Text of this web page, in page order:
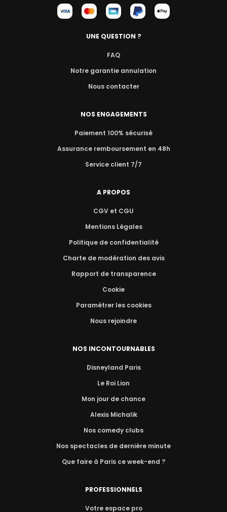
UNE QUESTION ?
FAQ
Notre garantie annulation
Nous contacter
NOS ENGAGEMENTS
Paiement 100% sécurisé
Assurance remboursement en 48h
Service client 7/7
A PROPOS
CGV et CGU
Mentions Légales
Politique de confidentialité
Charte de modération des avis
Rapport de transparence
Cookie
Paramétrer les cookies
Nous rejoindre
NOS INCONTOURNABLES
Disneyland Paris
Le Roi Lion
Mon jour de chance
Alexis Michalik
Nos comedy clubs
Nos spectacles de dernière minute
Que faire à Paris ce week-end ?
PROFESSIONNELS
Votre espace pro